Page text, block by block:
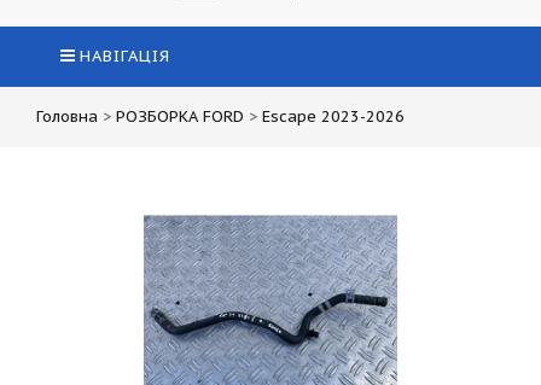
НАВІГАЦІЯ
Головна > РОЗБОРКА FORD > Escape 2023-2026